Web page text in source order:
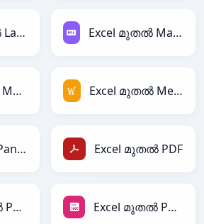
Excel മുതൽ LaTeX Excel മുതൽ Markdown
Excel മുതൽ MATLAB Excel മുതൽ MediaWiki
Excel മുതൽ PandasDataFrame Excel മുതൽ PDF
Excel മുതൽ PHP Excel മുതൽ PNG